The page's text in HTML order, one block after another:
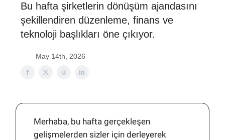
Bu hafta şirketlerin dönüşüm ajandasını
şekillendiren düzenleme, finans ve
teknoloji başlıkları öne çıkıyor.
May 14th, 2026
Merhaba, bu hafta gerçekleşen
gelişmelerden sizler için derleyerek